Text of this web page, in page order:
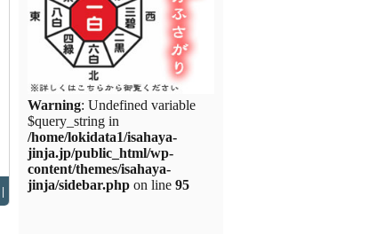
Warning: Undefined variable
$query_string in
/home/lokidata1/isahaya-
jinja.jp/public_html/wp-
content/themes/isahaya-
jinja/sidebar.php on line 95